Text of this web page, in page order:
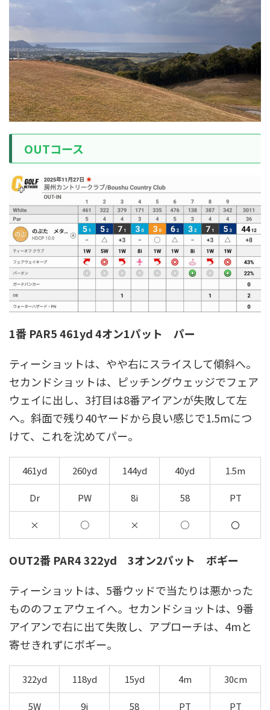
OUTコース
1番 PAR5 461yd 4オン1パット パー
ティーショットは、やや右にスライスして傾斜へ。
セカンドショットは、ピッチングウェッジでフェア
ウェイに出し、3打目は8番アイアンが失敗して左
へ。斜面で残り40ヤードから良い感じで1.5mにつ
けて、これを沈めてパー。
461yd 260yd 144yd 40yd 1.5m
Dr PW 8i 58 PT
× ○ × ○ 〇
OUT2番 PAR4 322yd 3オン2パット ボギー
ティーショットは、5番ウッドで当たりは悪かった
もののフェアウェイへ。セカンドショットは、9番
アイアンで右に出て失敗し、アプローチは、4mと
寄せきれずにボギー。
322yd 118yd 15yd 4m 30cm
5W 9i 58 PT PT